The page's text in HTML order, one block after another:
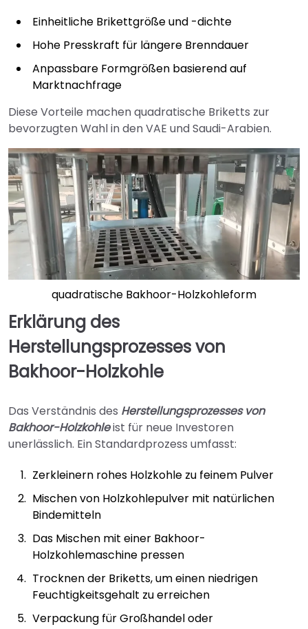
Einheitliche Brikettgröße und -dichte
Hohe Presskraft für längere Brenndauer
Anpassbare Formgrößen basierend auf
Marktnachfrage
Diese Vorteile machen quadratische Briketts zur
bevorzugten Wahl in den VAE und Saudi-Arabien.
quadratische Bakhoor-Holzkohleform
Erklärung des
Herstellungsprozesses von
Bakhoor-Holzkohle
Das Verständnis des Herstellungsprozesses von
Bakhoor-Holzkohleist für neue Investoren
unerlässlich. Ein Standardprozess umfasst:
Zerkleinern rohes Holzkohle zu feinem Pulver
Mischen von Holzkohlepulver mit natürlichen
Bindemitteln
Das Mischen mit einer Bakhoor-
Holzkohlemaschine pressen
Trocknen der Briketts, um einen niedrigen
Feuchtigkeitsgehalt zu erreichen
Verpackung für Großhandel oder